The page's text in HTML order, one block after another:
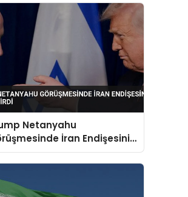
Netanyahu
İran Endişesini
Getirdi